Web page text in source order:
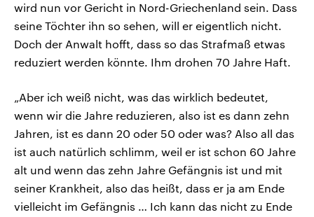
wird nun vor Gericht in Nord-Griechenland sein. Dass
seine Töchter ihn so sehen, will er eigentlich nicht.
Doch der Anwalt hofft, dass so das Strafmaß etwas
reduziert werden könnte. Ihm drohen 70 Jahre Haft.
„Aber ich weiß nicht, was das wirklich bedeutet,
wenn wir die Jahre reduzieren, also ist es dann zehn
Jahren, ist es dann 20 oder 50 oder was? Also all das
ist auch natürlich schlimm, weil er ist schon 60 Jahre
alt und wenn das zehn Jahre Gefängnis ist und mit
seiner Krankheit, also das heißt, dass er ja am Ende
vielleicht im Gefängnis … Ich kann das nicht zu Ende